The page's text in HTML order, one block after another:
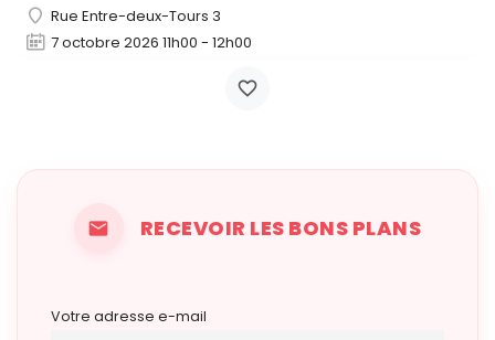
Rue Entre-deux-Tours 3
7 octobre 2026 11h00 - 12h00
RECEVOIR LES BONS PLANS
Votre adresse e-mail